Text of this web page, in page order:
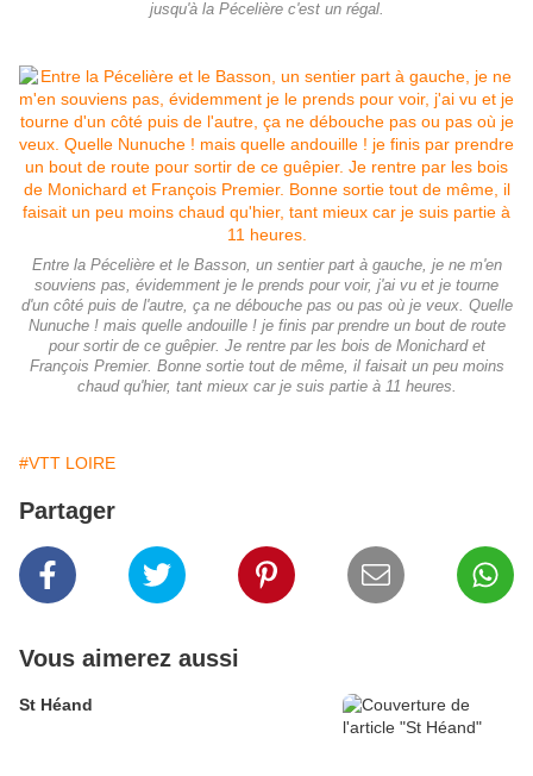
jusqu'à la Pécelière c'est un régal.
Entre la Pécelière et le Basson, un sentier part à gauche, je ne m'en
souviens pas, évidemment je le prends pour voir, j'ai vu et je tourne
d'un côté puis de l'autre, ça ne débouche pas ou pas où je veux. Quelle
Nunuche ! mais quelle andouille ! je finis par prendre un bout de route
pour sortir de ce guêpier. Je rentre par les bois de Monichard et
François Premier. Bonne sortie tout de même, il faisait un peu moins
chaud qu'hier, tant mieux car je suis partie à 11 heures.
#VTT LOIRE
Partager
Vous aimerez aussi
St Héand